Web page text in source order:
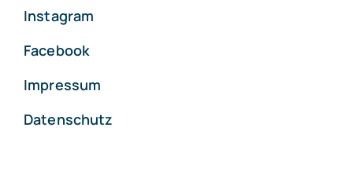
Instagram
Facebook
Impressum
Datenschutz